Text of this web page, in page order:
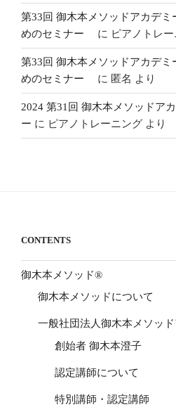
第33回 御木本メソッドアカデミ
めのセミナー
に ピアノトレ
第33回 御木本メソッドアカデミ
めのセミナー
に 匿名 より
2024 第31回 御木本メソッドア
ー に ピアノトレーニング より
CONTENTS
御木本メソッド®
御木本メソッドについて
一般社団法人御木本メソッ
創始者 御木本澄子
認定講師について
特別講師・認定講師